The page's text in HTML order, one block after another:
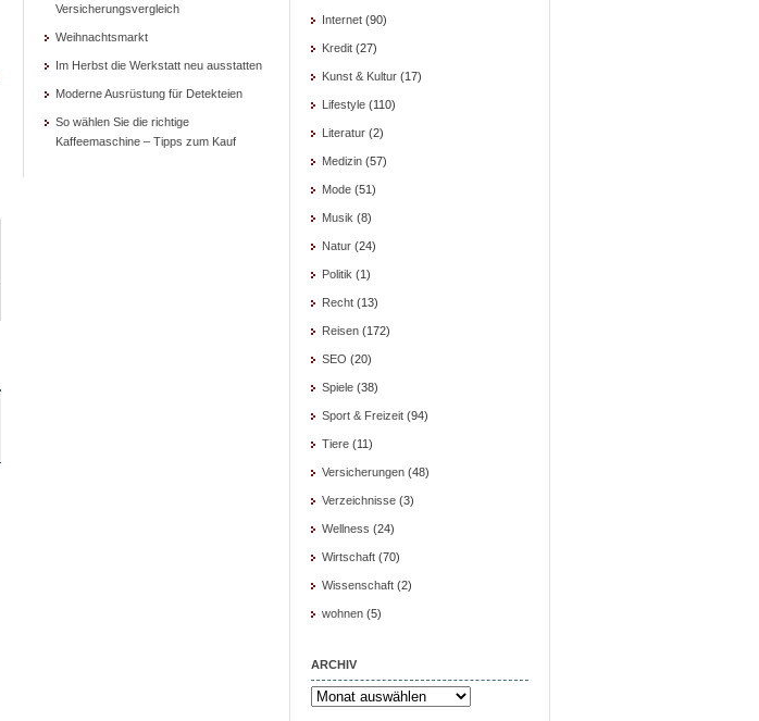
Versicherungsvergleich
Weihnachtsmarkt
Im Herbst die Werkstatt neu ausstatten
Moderne Ausrüstung für Detekteien
So wählen Sie die richtige
Kaffeemaschine – Tipps zum Kauf
Internet (90)
Kredit (27)
Kunst & Kultur (17)
Lifestyle (110)
Literatur (2)
Medizin (57)
Mode (51)
Musik (8)
Natur (24)
Politik (1)
Recht (13)
Reisen (172)
SEO (20)
Spiele (38)
Sport & Freizeit (94)
Tiere (11)
Versicherungen (48)
Verzeichnisse (3)
Wellness (24)
Wirtschaft (70)
Wissenschaft (2)
wohnen (5)
ARCHIV
Archiv